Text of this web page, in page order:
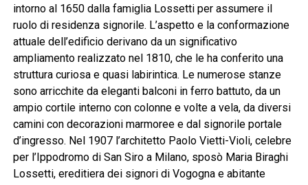
intorno al 1650 dalla famiglia Lossetti per assumere il
ruolo di residenza signorile. L’aspetto e la conformazione
attuale dell’edificio derivano da un significativo
ampliamento realizzato nel 1810, che le ha conferito una
struttura curiosa e quasi labirintica. Le numerose stanze
sono arricchite da eleganti balconi in ferro battuto, da un
ampio cortile interno con colonne e volte a vela, da diversi
camini con decorazioni marmoree e dal signorile portale
d’ingresso. Nel 1907 l’architetto Paolo Vietti-Violi, celebre
per l’Ippodromo di San Siro a Milano, sposò Maria Biraghi
Lossetti, ereditiera dei signori di Vogogna e abitante